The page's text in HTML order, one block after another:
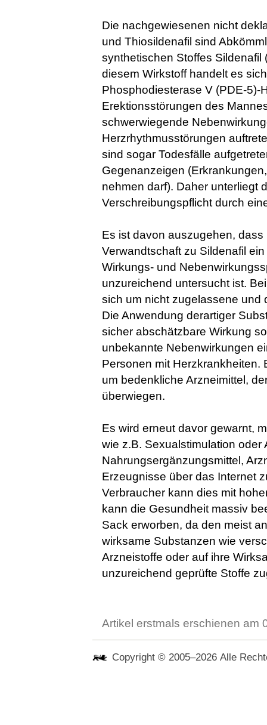
Die nachgewiesenen nicht
und Thiosildenafil sind
synthetischen Stoffes
diesem Wirkstoff handelt es
Phosphodiesterase V (PDE-5)-
Erektionsstörungen des
schwerwiegende
Herzrhythmusstörungen
sind sogar Todesfälle
Gegenanzeigen
nehmen darf). Daher unterliegt
Verschreibungspflicht durch
Es ist davon auszugehen,
Verwandtschaft zu Sildenafil
Wirkungs- und
unzureichend untersucht ist.
sich um nicht zugelassene und
Die Anwendung derartiger
sicher abschätzbare Wirkung
unbekannte Nebenwirkungen
Personen mit Herzkrankheiten.
um bedenkliche Arzneimittel,
überwiegen.
Es wird erneut davor gewarnt,
wie z.B. Sexualstimulation
Nahrungsergänzungsmittel,
Erzeugnisse über das Internet
Verbraucher kann dies mit
kann die Gesundheit massiv
Sack erworben, da den meist
wirksame Substanzen wie
Arzneistoffe oder auf ihre
unzureichend geprüfte Stoffe
Artikel erstmals erschienen am
Copyright © 2005–2026 Alle